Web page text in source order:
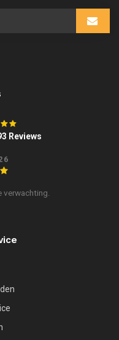
Reviews
verwachting.